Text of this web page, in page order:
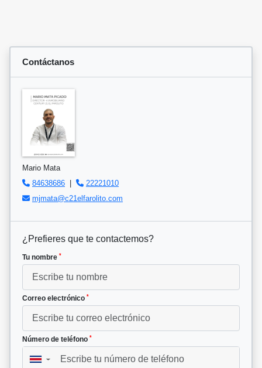
Contáctanos
Mario Mata
84638686
22221010
mjmata@c21elfarolito.com
¿Prefieres que te contactemos?
Tu nombre *
Correo electrónico *
Número de teléfono *
▼